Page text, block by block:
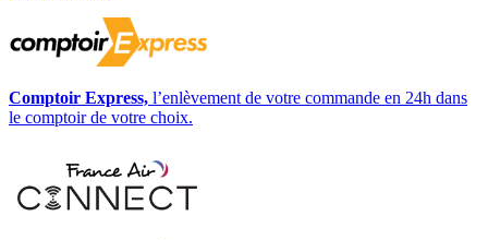
Comptoir Express, l’enlèvement de votre commande en 24h dans
le comptoir de votre choix.